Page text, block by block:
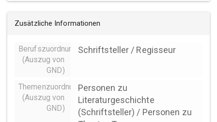
Zusätzliche Informationen
Berufszuordnungen
(Auszug von
GND)
Schriftsteller / Regisseur
Themenzuordnung
(Auszug von
GND)
Personen zu
Literaturgeschichte
(Schriftsteller) / Personen zu